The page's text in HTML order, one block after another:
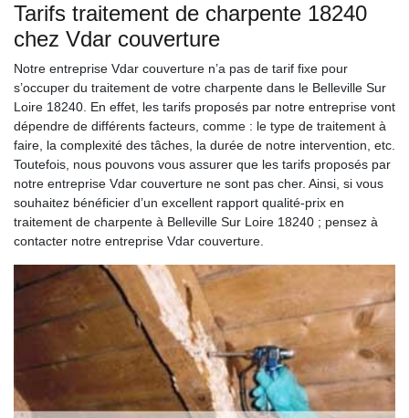
Tarifs traitement de charpente 18240
chez Vdar couverture
Notre entreprise Vdar couverture n’a pas de tarif fixe pour
s’occuper du traitement de votre charpente dans le Belleville Sur
Loire 18240. En effet, les tarifs proposés par notre entreprise vont
dépendre de différents facteurs, comme : le type de traitement à
faire, la complexité des tâches, la durée de notre intervention, etc.
Toutefois, nous pouvons vous assurer que les tarifs proposés par
notre entreprise Vdar couverture ne sont pas cher. Ainsi, si vous
souhaitez bénéficier d’un excellent rapport qualité-prix en
traitement de charpente à Belleville Sur Loire 18240 ; pensez à
contacter notre entreprise Vdar couverture.